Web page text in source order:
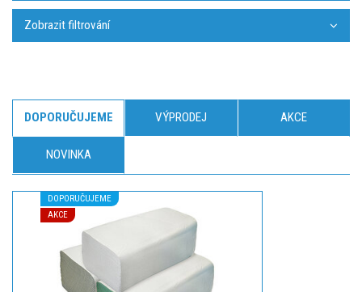
Zobrazit filtrování
DOPORUČUJEME VÝPRODEJ AKCE
NOVINKA
DOPORUČUJEME
AKCE